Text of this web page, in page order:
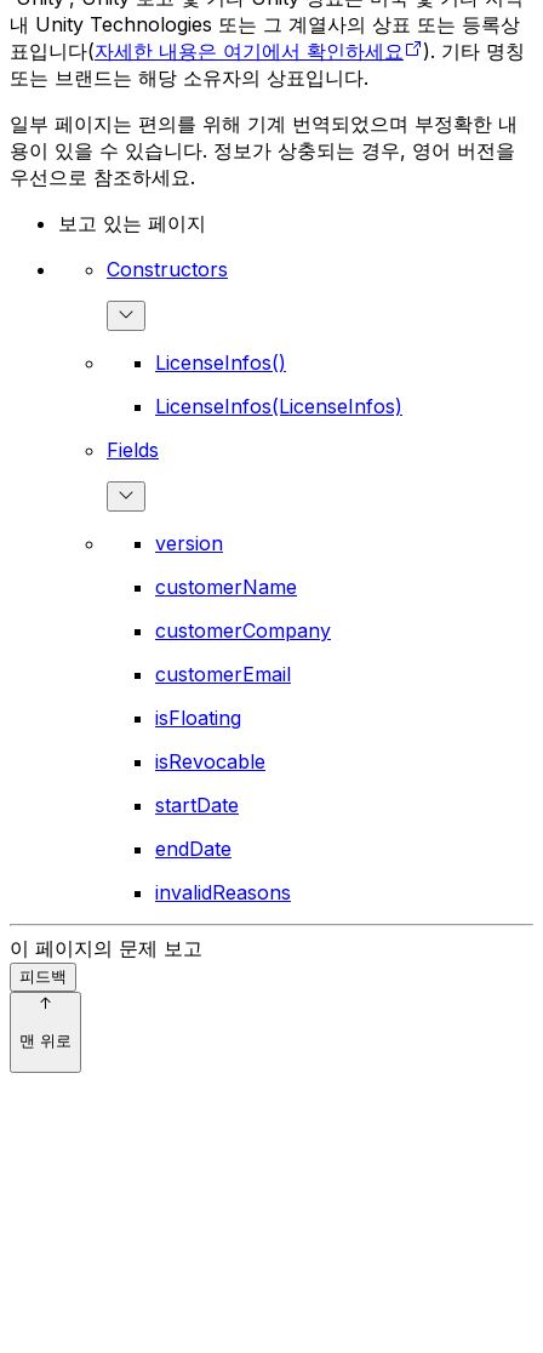
내 Unity Technologies 또는 그 계열사의 상표 또는 등록상
표입니다(자세한 내용은 여기에서 확인하세요
). 기타 명칭
또는 브랜드는 해당 소유자의 상표입니다.
일부 페이지는 편의를 위해 기계 번역되었으며 부정확한 내
용이 있을 수 있습니다. 정보가 상충되는 경우, 영어 버전을
우선으로 참조하세요.
보고 있는 페이지
Constructors
LicenseInfos()
LicenseInfos(LicenseInfos)
Fields
version
customerName
customerCompany
customerEmail
isFloating
isRevocable
startDate
endDate
invalidReasons
이 페이지의 문제 보고
피드백
맨 위로